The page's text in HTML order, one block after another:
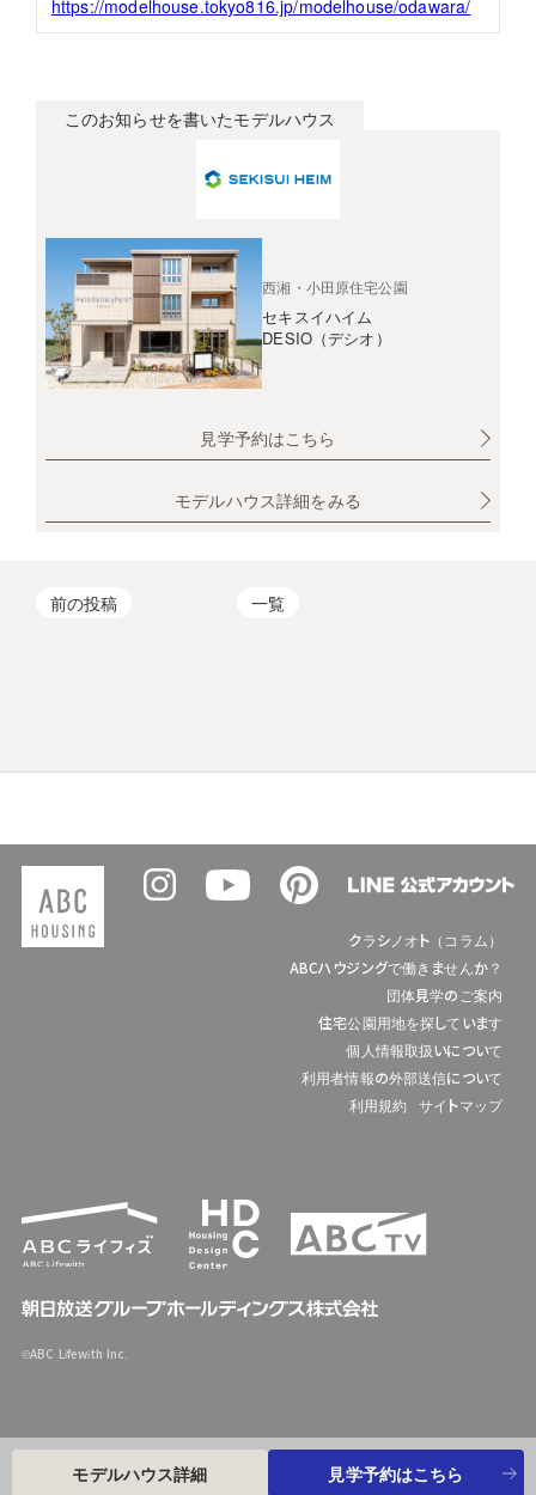
https://modelhouse.tokyo816.jp/modelhouse/odawara/
このお知らせを書いたモデルハウス
西湘・小田原住宅公園
セキスイハイム
DESIO（デシオ）
見学予約はこちら
モデルハウス詳細をみる
前の投稿 一覧
モデルハウス詳細 見学予約はこちら
クラシノオト（コラム）
ABCハウジングで働きませんか？
団体見学のご案内
住宅公園用地を探しています
個人情報取扱いについて
利用者情報の外部送信について
利用規約
サイトマップ
©ABC Lifewith Inc.